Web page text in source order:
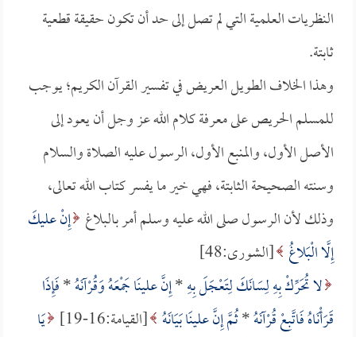
النظريات العلمية التي لم تصل إلى حد أن تكون حقيقة قطعية
ثابتة.
وهذا الخلاف الطويل العريض في تفسير القرآن الكريم؛ يوجب
للمسلم الحريص على معرفة كلام الله عز وجل أن يعود إلى
الأصل الأول، والمنبع الأول، الرسول عليه الصلاة والسلام
وسنته الصحيحة الثابتة، فهي خير ما يفسر كتاب الله تعالى،
وذلك لأن الرسول صلى الله عليه وسلم أمر بالبلاغ إِنْ عليكَ
إِلَّا الْبَلاغُ [الشورى:48]
لا تُحَرِّكْ بِهِ لِسَانَكَ لِتَعْجَلَ بِهِ*إِنَّ علينَا جَمْعَهُ وَقُرْآنَهُ*فَإِذَا
قَرَأْنَاهُ فَاتَّبِعْ قُرْآنَهُ*ثُمَّ إِنَّ علينَا بَيَانَهُ [القيامة:16-19]
يَا